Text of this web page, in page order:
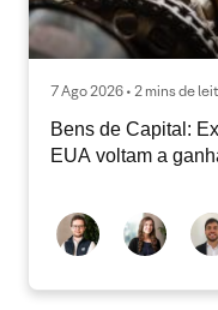
7 Ago 2026 • 2 mins de
Bens de Capital:
EUA voltam a